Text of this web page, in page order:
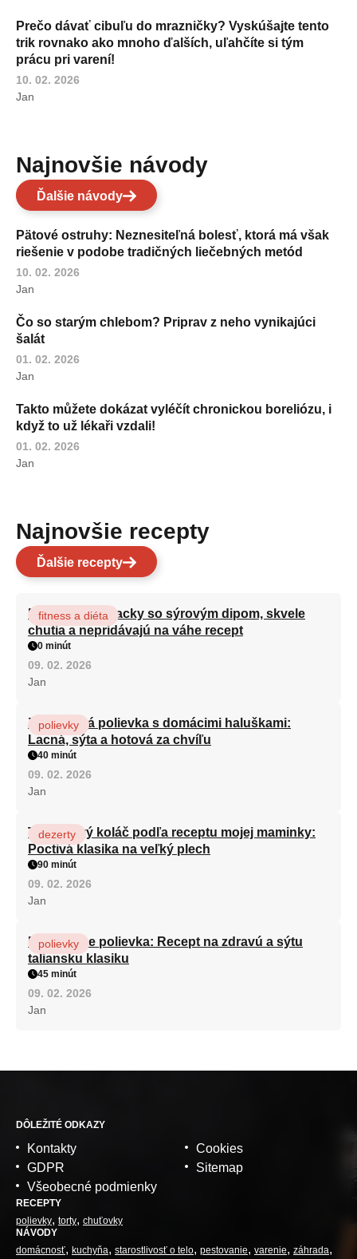
Prečo dávať cibuľu do mrazničky? Vyskúšajte tento
trik rovnako ako mnoho ďalších, uľahčíte si tým
prácu pri varení!
10. 02. 2026
Jan
Najnovšie návody
Ďalšie návody
Pätové ostruhy: Neznesiteľná bolesť, ktorá má však
riešenie v podobe tradičných liečebných metód
10. 02. 2026
Jan
Čo so starým chlebom? Priprav z neho vynikajúci
šalát
01. 02. 2026
Jan
Takto můžete dokázat vyléčít chronickou boreliózu, i
když to už lékaři vzdali!
01. 02. 2026
Jan
Najnovšie recepty
Ďalšie recepty
Brokolicové placky so sýrovým dipom, skvele
chutia a nepridávajú na váhe recept
fitness a diéta
0 minút
09. 02. 2026
Jan
Zeleninová polievka s domácimi haluškami:
Lacná, sýta a hotová za chvíľu
polievky
40 minút
09. 02. 2026
Jan
Tvarohový koláč podľa receptu mojej maminky:
Poctivá klasika na veľký plech
dezerty
90 minút
09. 02. 2026
Jan
Minestrone polievka: Recept na zdravú a sýtu
taliansku klasiku
polievky
45 minút
09. 02. 2026
Jan
DÔLEŽITÉ ODKAZY
Kontakty
GDPR
Všeobecné podmienky
Cookies
Sitemap
RECEPTY
polievky torty chuťovky
NÁVODY
domácnosť kuchyňa starostlivosť o telo pestovanie varenie
záhrada